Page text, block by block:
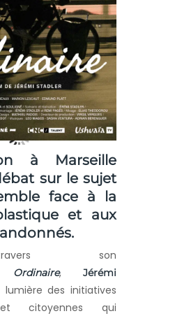
à Marseille
sur le sujet
face à la
et aux
son
Ordinaire, Jérémi
des initiatives
et citoyennes qui